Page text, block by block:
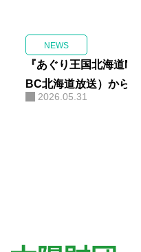
NEWS
『あぐり王国北海道
BC北海道放送）から
き餃子のポップアップ
2026.05.31